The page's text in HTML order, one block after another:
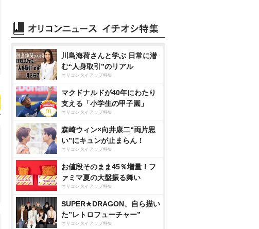
川島海荷さんと学ぶ 日常に潜
む“人身取引”のリアル
オリコンタイアップ特集
マクドナルドが40年にわたり
支える「小学生の甲子園」
オリコンタイアップ特集
森崎ウィン×向井康二“両片思
い”にキュンが止まらん！
オリコンタイアップ特集
お値段そのまま45％増量！フ
ァミマ夏の大盤振る舞い
オリコンタイアップ特集
SUPER★DRAGON、自ら描い
た”レトロフューチャー”
オリコンタイアップ特集